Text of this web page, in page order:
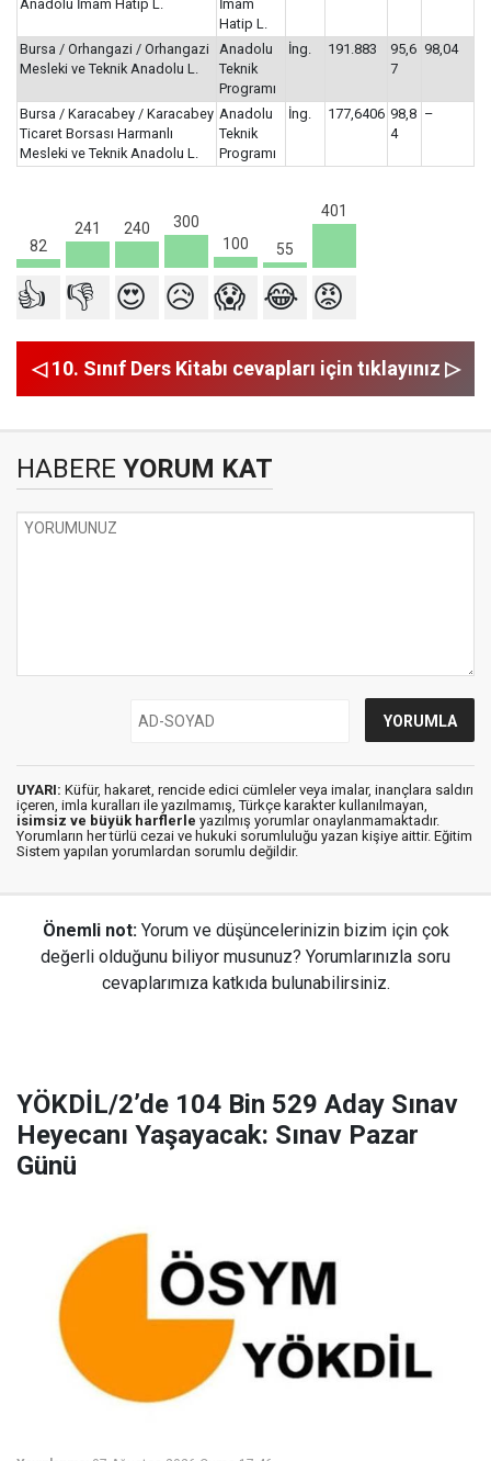
Anadolu İmam Hatip L.
İmam
Hatip L.
Bursa / Orhangazi / Orhangazi
Mesleki ve Teknik Anadolu L.
Anadolu
Teknik
Programı
İng. 191.883
95,6
7
98,04
Bursa / Karacabey / Karacabey
Ticaret Borsası Harmanlı
Mesleki ve Teknik Anadolu L.
Anadolu
Teknik
Programı
İng. 177,6406 98,8
4
–
82
241 240
300
100
55
401
👍 👎 😍 😥 😱 😂 😡
◁ 10. Sınıf Ders Kitabı cevapları için tıklayınız ▷
HABERE YORUM KAT
UYARI: Küfür, hakaret, rencide edici cümleler veya imalar, inançlara saldırı
içeren, imla kuralları ile yazılmamış, Türkçe karakter kullanılmayan,
isimsiz ve büyük harflerle yazılmış yorumlar onaylanmamaktadır.
Yorumların her türlü cezai ve hukuki sorumluluğu yazan kişiye aittir. Eğitim
Sistem yapılan yorumlardan sorumlu değildir.
Önemli not: Yorum ve düşüncelerinizin bizim için çok
değerli olduğunu biliyor musunuz? Yorumlarınızla soru
cevaplarımıza katkıda bulunabilirsiniz.
YÖKDİL/2’de 104 Bin 529 Aday Sınav
Heyecanı Yaşayacak: Sınav Pazar
Günü